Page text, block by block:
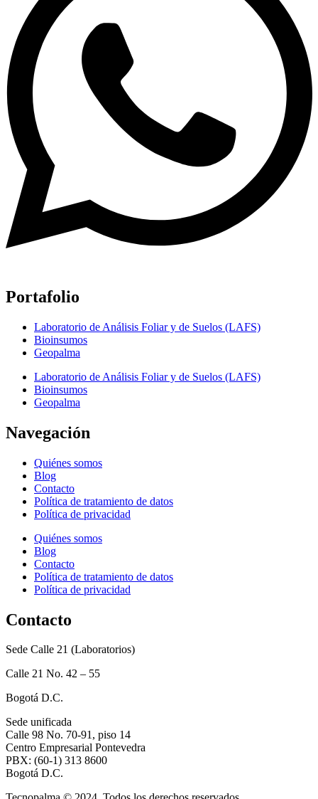
Portafolio
Laboratorio de Análisis Foliar y de Suelos (LAFS)
Bioinsumos
Geopalma
Laboratorio de Análisis Foliar y de Suelos (LAFS)
Bioinsumos
Geopalma
Navegación
Quiénes somos
Blog
Contacto
Política de tratamiento de datos
Política de privacidad
Quiénes somos
Blog
Contacto
Política de tratamiento de datos
Política de privacidad
Contacto
Sede Calle 21 (Laboratorios)
Calle 21 No. 42 – 55
Bogotá D.C.
Sede unificada
Calle 98 No. 70-91, piso 14
Centro Empresarial Pontevedra
PBX: (60-1) 313 8600
Bogotá D.C.